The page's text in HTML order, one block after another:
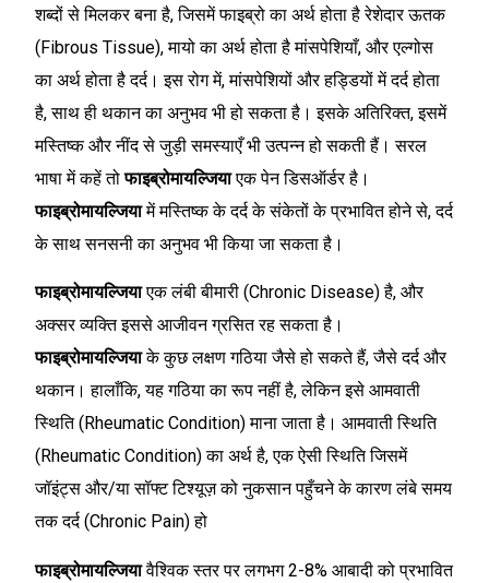
शब्दों से मिलकर बना है, जिसमें फाइब्रो का अर्थ होता है रेशेदार ऊतक
(Fibrous Tissue), मायो का अर्थ होता है मांसपेशियाँ, और एल्गोस
का अर्थ होता है दर्द। इस रोग में, मांसपेशियों और हड्डियों में दर्द होता
है, साथ ही थकान का अनुभव भी हो सकता है। इसके अतिरिक्त, इसमें
मस्तिष्क और नींद से जुड़ी समस्याएँ भी उत्पन्न हो सकती हैं। सरल
भाषा में कहें तोफाइब्रोमायल्जियाएक पेन डिसऑर्डर है।
फाइब्रोमायल्जियामें मस्तिष्क के दर्द के संकेतों के प्रभावित होने से, दर्द
के साथ सनसनी का अनुभव भी किया जा सकता है।
फाइब्रोमायल्जियाएक लंबी बीमारी (Chronic Disease) है, और
अक्सर व्यक्ति इससे आजीवन ग्रसित रह सकता है।
फाइब्रोमायल्जियाके कुछ लक्षण गठिया जैसे हो सकते हैं, जैसे दर्द और
थकान। हालाँकि, यह गठिया का रूप नहीं है, लेकिन इसे आमवाती
स्थिति (Rheumatic Condition) माना जाता है। आमवाती स्थिति
(Rheumatic Condition) का अर्थ है, एक ऐसी स्थिति जिसमें
जॉइंट्स और/या सॉफ्ट टिश्यूज़ को नुकसान पहुँचने के कारण लंबे समय
तक दर्द (Chronic Pain) हो
फाइब्रोमायल्जियावैश्विक स्तर पर लगभग 2-8% आबादी को प्रभावित